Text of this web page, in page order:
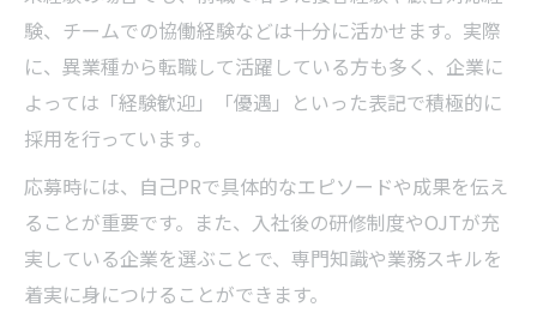
験、チームでの協働経験などは十分に活かせます。実際
に、異業種から転職して活躍している方も多く、企業に
よっては「経験歓迎」「優遇」といった表記で積極的に
採用を行っています。
応募時には、自己PRで具体的なエピソードや成果を伝え
ることが重要です。また、入社後の研修制度やOJTが充
実している企業を選ぶことで、専門知識や業務スキルを
着実に身につけることができます。